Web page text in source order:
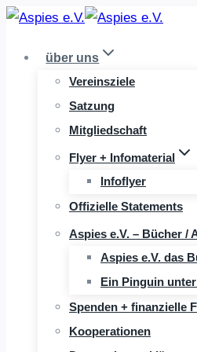
Zum
springenüber uns
Vereinsziele
Satzung
Mitgliedschaft
Flyer + Infomaterial
Infoflyer
Offizielle Statements
Aspies e.V. – Bücher /
Aspies e.V. das
Ein Pinguin
Spenden + finanzielle
Kooperationen